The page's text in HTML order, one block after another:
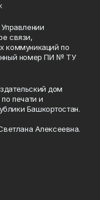
связи,
коммуникаций по
номер ПИ № ТУ
дом
печати и
Башкортостан.
Алексеевна.